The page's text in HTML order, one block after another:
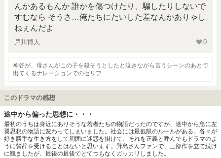
んかあるもんか 誰かを傷つけたり、騙したりしないで
すむなら そうさ…俺たちにたいした差なんかありゃし
ねぇんだよ
戸川博人 0
神谷が、母さんがこの子を殺そうとしたと泣きながら言うシーンのあとで
出てくるナレーションでのセリフ
このドラマの感想
途中から偏った思想に・・・
最初のうちは身近にありそうな若者たちの物語だったのですが、途中から急に左
翼思想の物語に変わってしまいました。社会には最低限のルールがある。各々が
好き勝手な生き方をして周囲に迷惑を掛けて、それを正義と呼んでもドラマのよ
うに賛辞を受けることはないと思います。野島さんファンで、三部作を立て続け
に観ましたが、最後の最後でとてつもなくガッカリしました。